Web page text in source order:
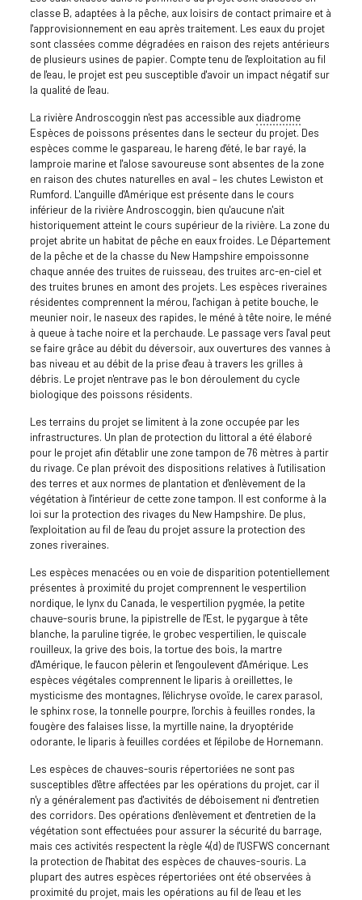
classe B, adaptées à la pêche, aux loisirs de contact primaire et à
l'approvisionnement en eau après traitement. Les eaux du projet
sont classées comme dégradées en raison des rejets antérieurs
de plusieurs usines de papier. Compte tenu de l'exploitation au fil
de l'eau, le projet est peu susceptible d'avoir un impact négatif sur
la qualité de l'eau.
La rivière Androscoggin n'est pas accessible aux diadrome
Espèces de poissons présentes dans le secteur du projet. Des
espèces comme le gaspareau, le hareng d'été, le bar rayé, la
lamproie marine et l'alose savoureuse sont absentes de la zone
en raison des chutes naturelles en aval – les chutes Lewiston et
Rumford. L'anguille d'Amérique est présente dans le cours
inférieur de la rivière Androscoggin, bien qu'aucune n'ait
historiquement atteint le cours supérieur de la rivière. La zone du
projet abrite un habitat de pêche en eaux froides. Le Département
de la pêche et de la chasse du New Hampshire empoissonne
chaque année des truites de ruisseau, des truites arc-en-ciel et
des truites brunes en amont des projets. Les espèces riveraines
résidentes comprennent la mérou, l'achigan à petite bouche, le
meunier noir, le naseux des rapides, le méné à tête noire, le méné
à queue à tache noire et la perchaude. Le passage vers l'aval peut
se faire grâce au débit du déversoir, aux ouvertures des vannes à
bas niveau et au débit de la prise d'eau à travers les grilles à
débris. Le projet n'entrave pas le bon déroulement du cycle
biologique des poissons résidents.
Les terrains du projet se limitent à la zone occupée par les
infrastructures. Un plan de protection du littoral a été élaboré
pour le projet afin d'établir une zone tampon de 76 mètres à partir
du rivage. Ce plan prévoit des dispositions relatives à l'utilisation
des terres et aux normes de plantation et d'enlèvement de la
végétation à l'intérieur de cette zone tampon. Il est conforme à la
loi sur la protection des rivages du New Hampshire. De plus,
l'exploitation au fil de l'eau du projet assure la protection des
zones riveraines.
Les espèces menacées ou en voie de disparition potentiellement
présentes à proximité du projet comprennent le vespertilion
nordique, le lynx du Canada, le vespertilion pygmée, la petite
chauve-souris brune, la pipistrelle de l'Est, le pygargue à tête
blanche, la paruline tigrée, le grobec vespertilien, le quiscale
rouilleux, la grive des bois, la tortue des bois, la martre
d'Amérique, le faucon pèlerin et l'engoulevent d'Amérique. Les
espèces végétales comprennent le liparis à oreillettes, le
mysticisme des montagnes, l'élichryse ovoïde, le carex parasol,
le sphinx rose, la tonnelle pourpre, l'orchis à feuilles rondes, la
fougère des falaises lisse, la myrtille naine, la dryoptéride
odorante, le liparis à feuilles cordées et l'épilobe de Hornemann.
Les espèces de chauves-souris répertoriées ne sont pas
susceptibles d'être affectées par les opérations du projet, car il
n'y a généralement pas d'activités de déboisement ni d'entretien
des corridors. Des opérations d'enlèvement et d'entretien de la
végétation sont effectuées pour assurer la sécurité du barrage,
mais ces activités respectent la règle 4(d) de l'USFWS concernant
la protection de l'habitat des espèces de chauves-souris. La
plupart des autres espèces répertoriées ont été observées à
proximité du projet, mais les opérations au fil de l'eau et les